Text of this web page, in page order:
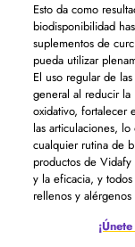
Esto da como
biodisponibilidad
suplementos de
pueda utilizar
El uso regular de
general al reducir la
oxidativo, fortalecer
las articulaciones,
cualquier rutina de
productos de
y la eficacia, y
rellenos y alérgenos